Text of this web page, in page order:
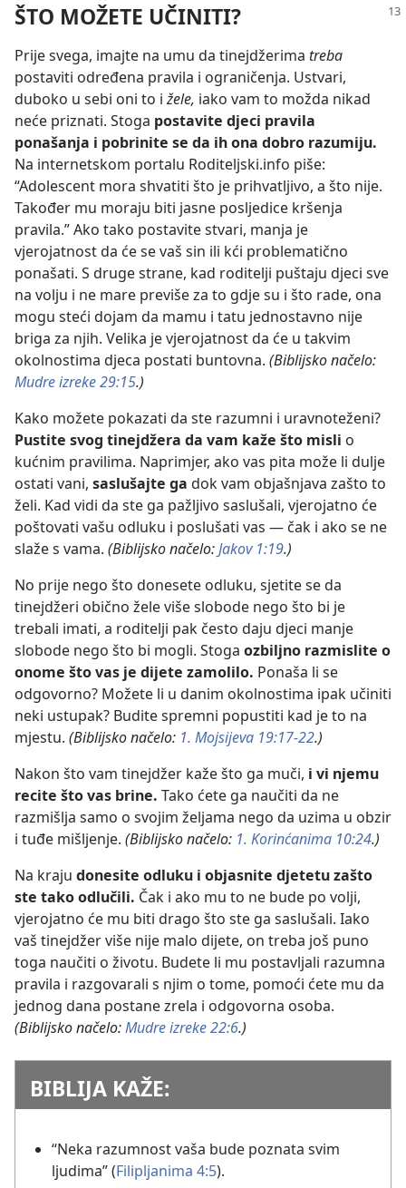
ŠTO MOŽETE UČINITI?
Prije svega, imajte na umu da tinejdžerima treba
postaviti određena pravila i ograničenja. Ustvari,
duboko u sebi oni to ižele, iako vam to možda nikad
neće priznati. Stoga postavite djeci pravila
ponašanja i pobrinite se da ih ona dobro razumiju.
Na internetskom portalu Roditeljski.info piše:
“Adolescent mora shvatiti što je prihvatljivo, a što nije.
Također mu moraju biti jasne posljedice kršenja
pravila.” Ako tako postavite stvari, manja je
vjerojatnost da će se vaš sin ili kći problematično
ponašati. S druge strane, kad roditelji puštaju djeci sve
na volju i ne mare previše za to gdje su i što rade, ona
mogu steći dojam da mamu i tatu jednostavno nije
briga za njih. Velika je vjerojatnost da će u takvim
okolnostima djeca postati buntovna. (Biblijsko načelo:
Mudre izreke 29:15.)
Kako možete pokazati da ste razumni i uravnoteženi?
Pustite svog tinejdžera da vam kaže što misli o
kućnim pravilima. Naprimjer, ako vas pita može li dulje
ostati vani, saslušajte ga dok vam objašnjava zašto to
želi. Kad vidi da ste ga pažljivo saslušali, vjerojatno će
poštovati vašu odluku i poslušati vas — čak i ako se ne
slaže s vama. (Biblijsko načelo:Jakov 1:19.)
No prije nego što donesete odluku, sjetite se da
tinejdžeri obično žele više slobode nego što bi je
trebali imati, a roditelji pak često daju djeci manje
slobode nego što bi mogli. Stoga ozbiljno razmislite o
onome što vas je dijete zamolilo. Ponaša li se
odgovorno? Možete li u danim okolnostima ipak učiniti
neki ustupak? Budite spremni popustiti kad je to na
mjestu. (Biblijsko načelo: 1. Mojsijeva 19:17-22.)
Nakon što vam tinejdžer kaže što ga muči, i vi njemu
recite što vas brine. Tako ćete ga naučiti da ne
razmišlja samo o svojim željama nego da uzima u obzir
i tuđe mišljenje. (Biblijsko načelo: 1. Korinćanima 10:24.)
Na kraju donesite odluku i objasnite djetetu zašto
ste tako odlučili. Čak i ako mu to ne bude po volji,
vjerojatno će mu biti drago što ste ga saslušali. Iako
vaš tinejdžer više nije malo dijete, on treba još puno
toga naučiti o životu. Budete li mu postavljali razumna
pravila i razgovarali s njim o tome, pomoći ćete mu da
jednog dana postane zrela i odgovorna osoba.
(Biblijsko načelo:Mudre izreke 22:6.)
BIBLIJA KAŽE:
“Neka razumnost vaša bude poznata svim
ljudima” (Filipljanima 4:5).